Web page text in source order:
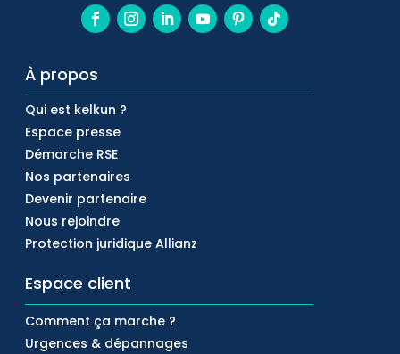
À propos
Qui est kelkun ?
Espace presse
Démarche RSE
Nos partenaires
Devenir partenaire
Nous rejoindre
Protection juridique Allianz
Espace client
Comment ça marche ?
Urgences & dépannages